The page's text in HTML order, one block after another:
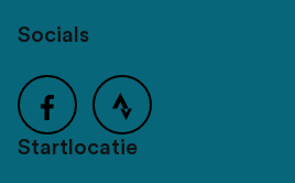
Socials
Startlocatie